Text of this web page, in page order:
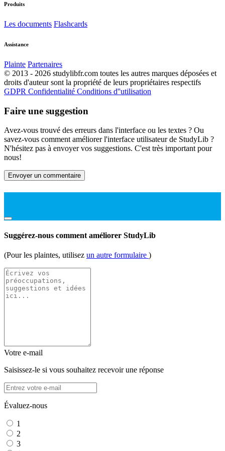
Produits
Les documents Flashcards
Assistance
Plainte Partenaires
© 2013 - 2026 studylibfr.com toutes les autres marques déposées et
droits d'auteur sont la propriété de leurs propriétaires respectifs
GDPR Confidentialité Conditions d''utilisation
Faire une suggestion
Avez-vous trouvé des erreurs dans l'interface ou les textes ? Ou
savez-vous comment améliorer l'interface utilisateur de StudyLib ?
N'hésitez pas à envoyer vos suggestions. C'est très important pour
nous!
Envoyer un commentaire
Suggérez-nous comment améliorer StudyLib
(Pour les plaintes, utilisez un autre formulaire )
Votre e-mail
Saisissez-le si vous souhaitez recevoir une réponse
Évaluez-nous
1
2
3